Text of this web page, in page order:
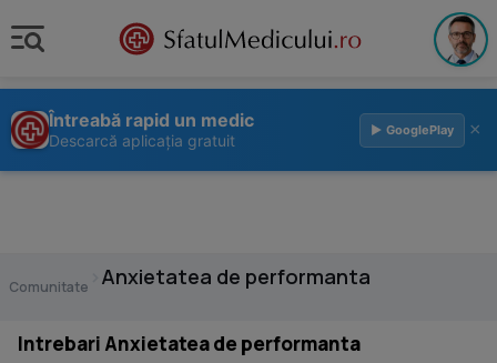
Întreabă rapid un medic
Descarcă aplicația gratuit
▶ GooglePlay ×
Comunitate Anxietatea de performanta
Intrebari Anxietatea de performanta